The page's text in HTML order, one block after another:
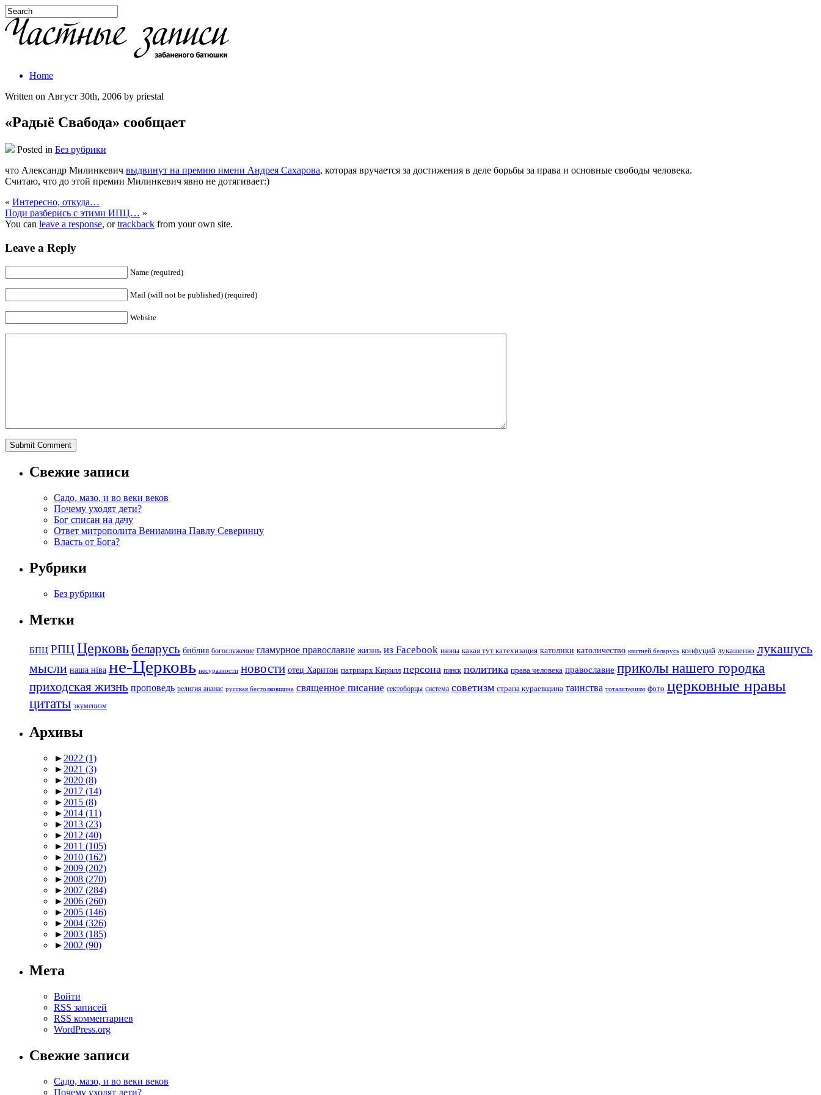
Home
Written on Август 30th, 2006 by priestal
«Радыё Свабода» сообщает
Posted in Без рубрики
что Александр Милинкевич выдвинут на премию имени Андрея Сахарова, которая вручается за достижения в деле борьбы за права и основные свободы человека.
Считаю, что до этой премии Милинкевич явно не дотягивает:)
« Интересно, откуда…
Поди разберись с этими ИПЦ… »
You can leave a response, ortrackback from your own site.
Leave a Reply
Name (required)
Mail (will not be published) (required)
Website
Свежие записи
Садо, мазо, и во веки веков
Почему уходят дети?
Бог списан на дачу
Ответ митрополита Вениамина Павлу Северинцу
Власть от Бога?
Рубрики
Без рубрики
Метки
БПЦ РПЦ Церковь беларусь библия богослужение гламурное православие жизнь из Facebook иконы какая тут катехизация католики католичество квитней беларусь конфуций лукашенко лукашусь
мысли наша ніва не-Церковь несуразности новости отец Харитон патриарх Кирилл персона пинск политика права человека православие приколы нашего городка
приходская жизнь проповедь религия ананас русская бестолковщина священное писание сектоборцы система советизм страна кураевщина таинства тоталитаризм фото церковные нравы
цитаты экуменизм
Архивы
► 2022 (1)
► 2021 (3)
► 2020 (8)
► 2017 (14)
► 2015 (8)
► 2014 (11)
► 2013 (23)
► 2012 (40)
► 2011 (105)
► 2010 (162)
► 2009 (202)
► 2008 (270)
► 2007 (284)
► 2006 (260)
► 2005 (146)
► 2004 (326)
► 2003 (185)
► 2002 (90)
Мета
Войти
RSS записей
RSS комментариев
WordPress.org
Свежие записи
Садо, мазо, и во веки веков
Почему уходят дети?